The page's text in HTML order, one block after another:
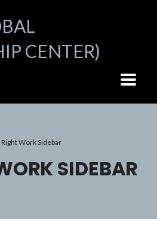
Right Work Sidebar
SIDEBAR